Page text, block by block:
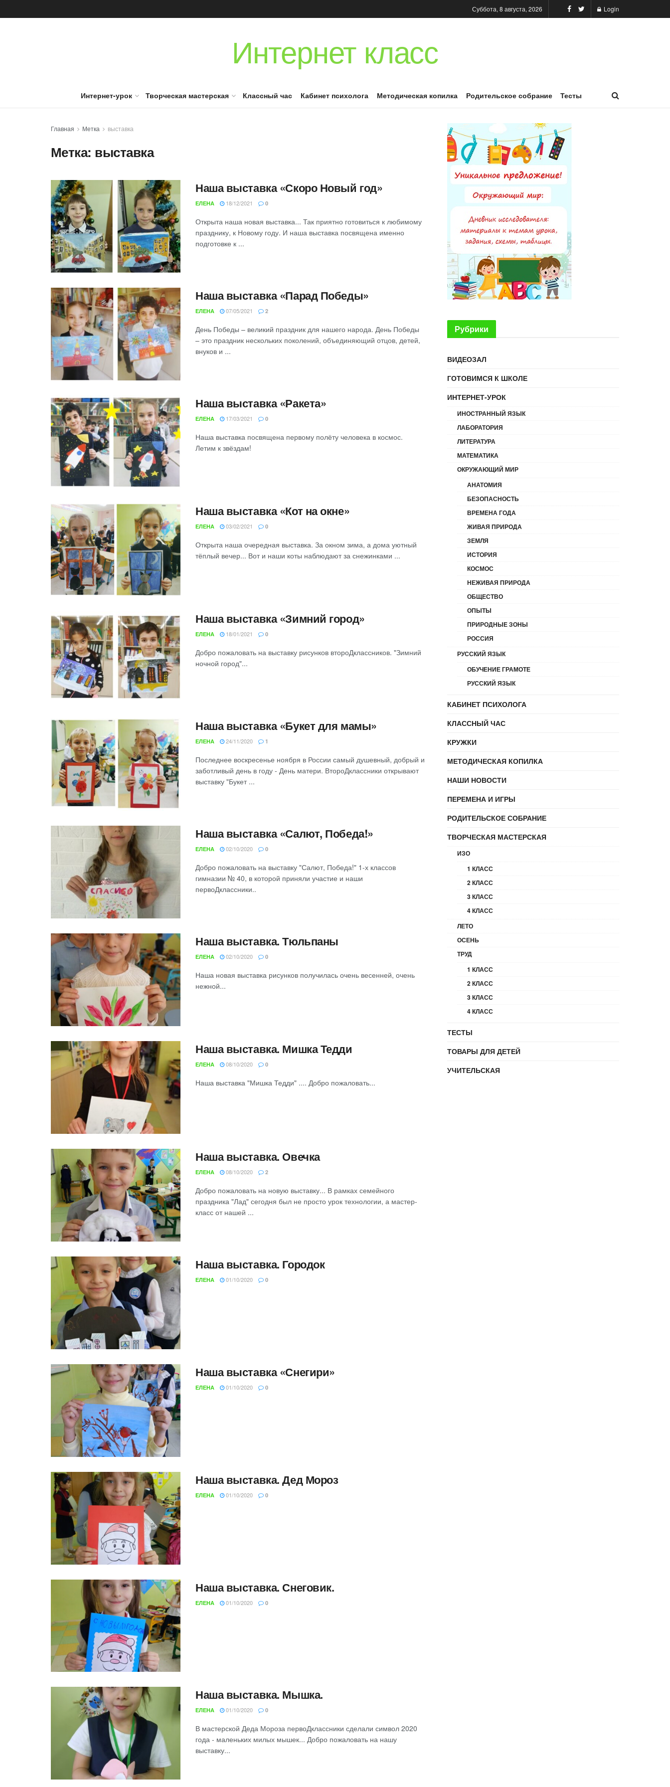
Суббота, 8 августа, 2026 Login
Интернет класс
Интернет-урок Творческая мастерская Классный час Кабинет психолога Методическая копилка Родительское собрание Тесты
Главная Метка выставка
Метка: выставка
Наша выставка «Скоро Новый год»
ЕЛЕНА 18/12/2021 0
Открыта наша новая выставка... Так приятно готовиться к любимому
празднику, к Новому году. И наша выставка посвящена именно
подготовке к ...
Наша выставка «Парад Победы»
ЕЛЕНА 07/05/2021 2
День Победы – великий праздник для нашего народа. День Победы
– это праздник нескольких поколений, объединяющий отцов, детей,
внуков и ...
Наша выставка «Ракета»
ЕЛЕНА 17/03/2021 0
Наша выставка посвящена первому полёту человека в космос.
Летим к звёздам!
Наша выставка «Кот на окне»
ЕЛЕНА 03/02/2021 0
Открыта наша очередная выставка. За окном зима, а дома уютный
тёплый вечер... Вот и наши коты наблюдают за снежинками ...
Наша выставка «Зимний город»
ЕЛЕНА 18/01/2021 0
Добро пожаловать на выставку рисунков второДклассников. "Зимний
ночной город"...
Наша выставка «Букет для мамы»
ЕЛЕНА 24/11/2020 1
Последнее воскресенье ноября в России самый душевный, добрый и
заботливый день в году - День матери. ВтороДклассники открывают
выставку "Букет ...
Наша выставка «Салют, Победа!»
ЕЛЕНА 02/10/2020 0
Добро пожаловать на выставку "Салют, Победа!" 1-х классов
гимназии № 40, в которой приняли участие и наши
первоДклассники..
Наша выставка. Тюльпаны
ЕЛЕНА 02/10/2020 0
Наша новая выставка рисунков получилась очень весенней, очень
нежной...
Наша выставка. Мишка Тедди
ЕЛЕНА 08/10/2020 0
Наша выставка "Мишка Тедди" .... Добро пожаловать...
Наша выставка. Овечка
ЕЛЕНА 08/10/2020 2
Добро пожаловать на новую выставку... В рамках семейного
праздника "Лад" сегодня был не просто урок технологии, а мастер-
класс от нашей ...
Наша выставка. Городок
ЕЛЕНА 01/10/2020 0
Наша выставка «Снегири»
ЕЛЕНА 01/10/2020 0
Наша выставка. Дед Мороз
ЕЛЕНА 01/10/2020 0
Наша выставка. Снеговик.
ЕЛЕНА 01/10/2020 0
Наша выставка. Мышка.
ЕЛЕНА 01/10/2020 0
В мастерской Деда Мороза первоДклассники сделали символ 2020
года - маленьких милых мышек... Добро пожаловать на нашу
выставку...
Рубрики
ВИДЕОЗАЛ
ГОТОВИМСЯ К ШКОЛЕ
ИНТЕРНЕТ-УРОК
ИНОСТРАННЫЙ ЯЗЫК
ЛАБОРАТОРИЯ
ЛИТЕРАТУРА
МАТЕМАТИКА
ОКРУЖАЮЩИЙ МИР
АНАТОМИЯ
БЕЗОПАСНОСТЬ
ВРЕМЕНА ГОДА
ЖИВАЯ ПРИРОДА
ЗЕМЛЯ
ИСТОРИЯ
КОСМОС
НЕЖИВАЯ ПРИРОДА
ОБЩЕСТВО
ОПЫТЫ
ПРИРОДНЫЕ ЗОНЫ
РОССИЯ
РУССКИЙ ЯЗЫК
ОБУЧЕНИЕ ГРАМОТЕ
РУССКИЙ ЯЗЫК
КАБИНЕТ ПСИХОЛОГА
КЛАССНЫЙ ЧАС
КРУЖКИ
МЕТОДИЧЕСКАЯ КОПИЛКА
НАШИ НОВОСТИ
ПЕРЕМЕНА И ИГРЫ
РОДИТЕЛЬСКОЕ СОБРАНИЕ
ТВОРЧЕСКАЯ МАСТЕРСКАЯ
ИЗО
1 КЛАСС
2 КЛАСС
3 КЛАСС
4 КЛАСС
ЛЕТО
ОСЕНЬ
ТРУД
1 КЛАСС
2 КЛАСС
3 КЛАСС
4 КЛАСС
ТЕСТЫ
ТОВАРЫ ДЛЯ ДЕТЕЙ
УЧИТЕЛЬСКАЯ